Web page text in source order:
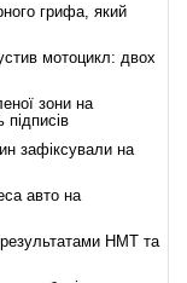
грифа, який
мотоцикл: двох
зони на
підписів
зафіксували на
авто на
НМТ та